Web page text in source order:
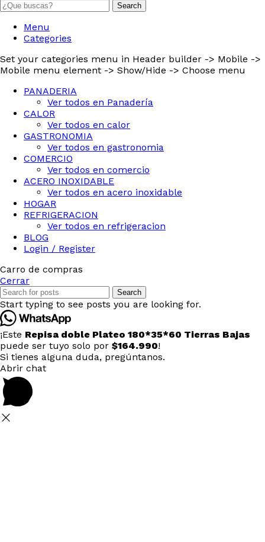
Search
Menu
Categories
Set your categories menu in Header builder -> Mobile ->
Mobile menu element -> Show/Hide -> Choose menu
PANADERIA
Ver todos en Panadería
CALOR
Ver todos en calor
GASTRONOMIA
Ver todos en gastronomia
COMERCIO
Ver todos en comercio
ACERO INOXIDABLE
Ver todos en acero inoxidable
HOGAR
REFRIGERACION
Ver todos en refrigeracion
BLOG
Login / Register
Carro de compras
Cerrar
Search
Start typing to see posts you are looking for.
¡Este Repisa doble Plateo 180*35*60 Tierras Bajas
puede ser tuyo solo por $164.990!
Si tienes alguna duda, pregúntanos.
Abrir chat